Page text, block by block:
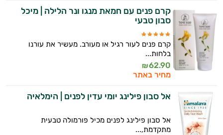
קרם פנים עם חמאת מנגו ונר הלילה | מיכל
סבון טבעי
קרם פנים לעור רגיל או מעורב. מעשיר את עורנו
בלחות...
62.90
₪
מחיר באתר
אל סבון פילינג יומי עדין לפנים | הימלאיה
אל סבון פילינג לפנים מכיל פורמולה טבעית
מתקדמת,...